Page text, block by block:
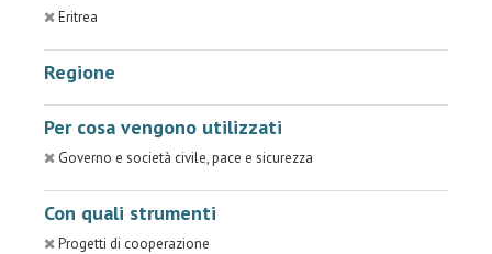
Eritrea
Regione
Per cosa vengono utilizzati
Governo e società civile, pace e sicurezza
Con quali strumenti
Progetti di cooperazione